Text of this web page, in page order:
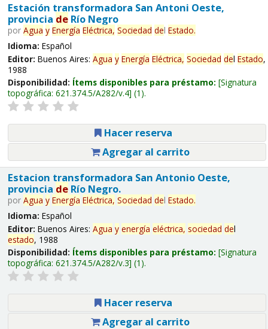
Estación transformadora San Antoni Oeste,
provincia deRío Negro
por Agua y Energía Eléctrica, Sociedad del Estado.
Idioma: Español
Editor: Buenos Aires: Agua y Energía Eléctrica, Sociedad del Estado,
1988
Disponibilidad: Ítems disponibles para préstamo: Signatura
topográfica: 621.374.5/A282/v.4 (1).
Hacer reserva
Agregar al carrito
Estacion transformadora San Antonio Oeste,
provincia deRío Negro.
por Agua y Energía Eléctrica, Sociedad del Estado.
Idioma: Español
Editor: Buenos Aires: Agua y energía eléctrica, sociedad del
estado, 1988
Disponibilidad: Ítems disponibles para préstamo: Signatura
topográfica: 621.374.5/A282/v.3 (1).
Hacer reserva
Agregar al carrito